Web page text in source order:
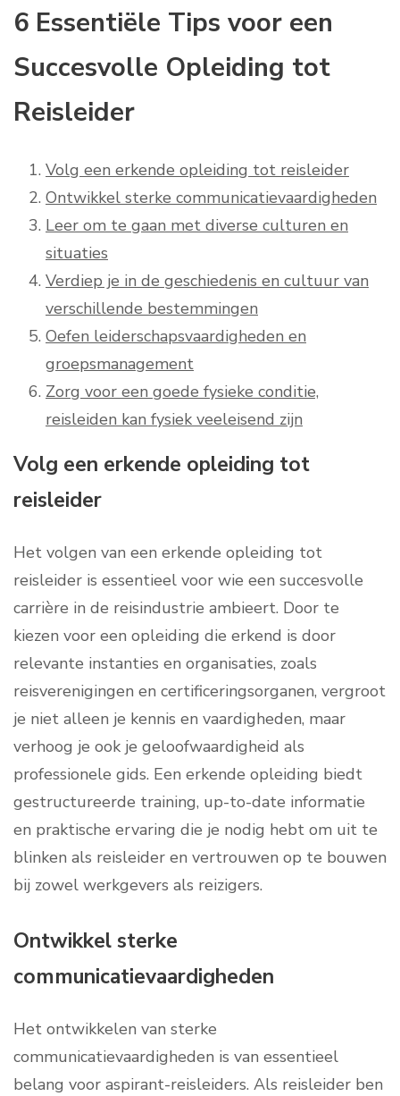
6 Essentiële Tips voor een
Succesvolle Opleiding tot
Reisleider
Volg een erkende opleiding tot reisleider
Ontwikkel sterke communicatievaardigheden
Leer om te gaan met diverse culturen en
situaties
Verdiep je in de geschiedenis en cultuur van
verschillende bestemmingen
Oefen leiderschapsvaardigheden en
groepsmanagement
Zorg voor een goede fysieke conditie,
reisleiden kan fysiek veeleisend zijn
Volg een erkende opleiding tot
reisleider
Het volgen van een erkende opleiding tot
reisleider is essentieel voor wie een succesvolle
carrière in de reisindustrie ambieert. Door te
kiezen voor een opleiding die erkend is door
relevante instanties en organisaties, zoals
reisverenigingen en certificeringsorganen, vergroot
je niet alleen je kennis en vaardigheden, maar
verhoog je ook je geloofwaardigheid als
professionele gids. Een erkende opleiding biedt
gestructureerde training, up-to-date informatie
en praktische ervaring die je nodig hebt om uit te
blinken als reisleider en vertrouwen op te bouwen
bij zowel werkgevers als reizigers.
Ontwikkel sterke
communicatievaardigheden
Het ontwikkelen van sterke
communicatievaardigheden is van essentieel
belang voor aspirant-reisleiders. Als reisleider ben